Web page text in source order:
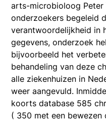
arts-microbioloog Peter
onderzoekers begeleid
verantwoordelijkheid in
gegevens, onderzoek
bijvoorbeeld het
behandeling van deze
alle ziekenhuizen in
weer aangevuld.
koorts database 585
( 350 met een